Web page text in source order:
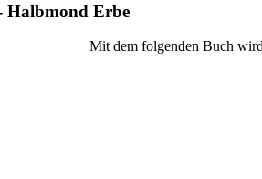
Halbmond Erbe
Mit dem folgenden Buch